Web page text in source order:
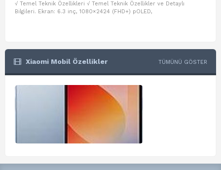
√ Temel Teknik Özellikleri √ Temel Teknik Özellikler ve Detaylı
Bilgileri. Ekran: 6.3 inç, 1080×2424 (FHD+) pOLED,
Xiaomi Mobil Özellikler TÜMÜNÜ GÖSTER